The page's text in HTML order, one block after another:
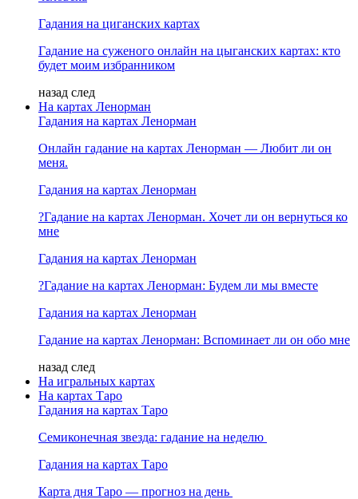
Гадания на циганских картах
Гадание на суженого онлайн на цыганских картах: кто
будет моим избранником
назад след
На картах Ленорман
Гадания на картах Ленорман
Онлайн гадание на картах Ленорман — Любит ли он
меня.
Гадания на картах Ленорман
?Гадание на картах Ленорман. Хочет ли он вернуться ко
мне
Гадания на картах Ленорман
?Гадание на картах Ленорман: Будем ли мы вместе
Гадания на картах Ленорман
Гадание на картах Ленорман: Вспоминает ли он обо мне
назад след
На игральных картах
На картах Таро
Гадания на картах Таро
Семиконечная звезда: гадание на неделю
Гадания на картах Таро
Карта дня Таро — прогноз на день